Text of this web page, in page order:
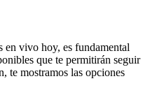
en vivo hoy, es fundamental
que te permitirán seguir
te mostramos las opciones